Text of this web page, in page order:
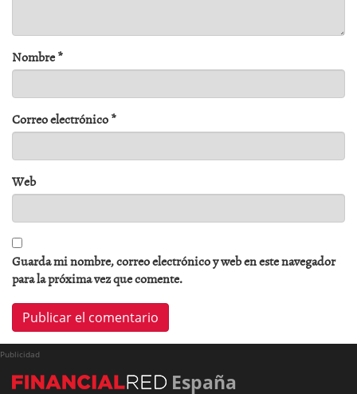
Nombre*
Correo electrónico*
Web
Guarda mi nombre, correo electrónico y web en este navegador
para la próxima vez que comente.
Publicidad
España